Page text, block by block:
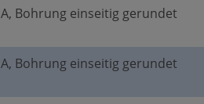
A, Bohrung einseitig gerundet
A, Bohrung einseitig gerundet